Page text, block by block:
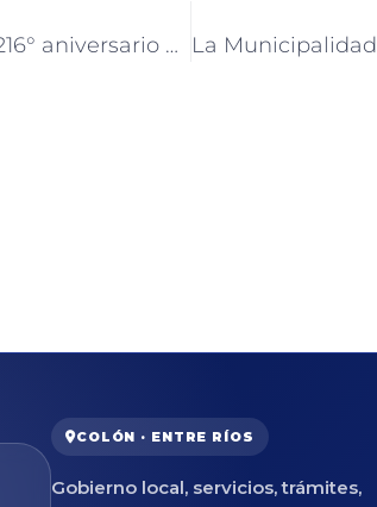
Colón conmemoró el 216° aniversario de la Prefectura Naval Argentina
COLÓN · ENTRE RÍOS
Gobierno local, servicios, trámites,